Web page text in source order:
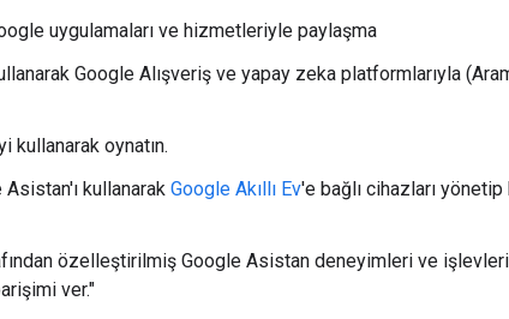
uygulamaları ve hizmetleriyle paylaşma
Google Alışveriş ve yapay zeka platformlarıyla
kullanarak oynatın.
Asistan'ı kullanarak Google Akıllı Ev'e bağlı cihazları
özelleştirilmiş Google Asistan deneyimleri ve
ver."